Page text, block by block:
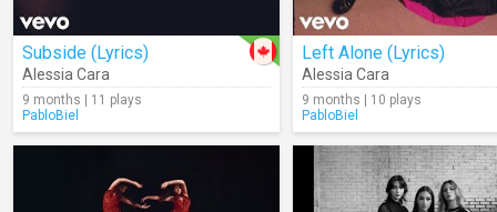
Subside (Lyrics)
Alessia Cara
9 months | 11 plays
PabloBiel
Left Alone (Lyrics)
Alessia Cara
9 months | 10 plays
PabloBiel